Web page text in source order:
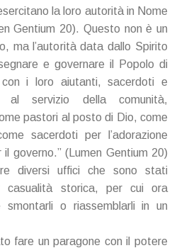
la loro autorità in Nome
Gentium 20). Questo non è un
ma l’autorità data dallo Spirito
e governare il Popolo di
i loro aiutanti, sacerdoti e
al servizio della comunità,
pastori al posto di Dio, come
sacerdoti per l’adorazione
governo.” (Lumen Gentium 20)
diversi uffici che sono stati
casualità storica, per cui ora
smontarli o riassemblarli in un
fare un paragone con il potere